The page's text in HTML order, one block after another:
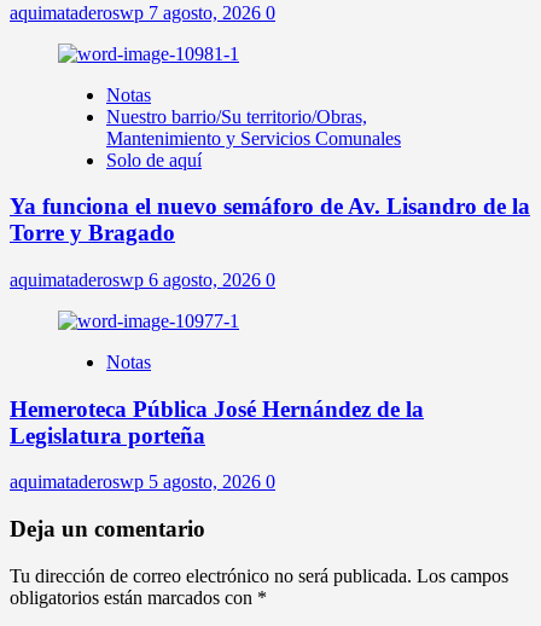
aquimataderoswp 7 agosto, 2026 0
Notas
Nuestro barrio/Su territorio/Obras,
Mantenimiento y Servicios Comunales
Solo de aquí
Ya funciona el nuevo semáforo de Av. Lisandro de la
Torre y Bragado
aquimataderoswp 6 agosto, 2026 0
Notas
Hemeroteca Pública José Hernández de la
Legislatura porteña
aquimataderoswp 5 agosto, 2026 0
Deja un comentario
Tu dirección de correo electrónico no será publicada. Los campos
obligatorios están marcados con *